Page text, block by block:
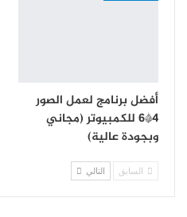
أفضل برنامج لعمل الصور
4*6 للكمبيوتر (مجاني
وبجودة عالية)
السابق التالي